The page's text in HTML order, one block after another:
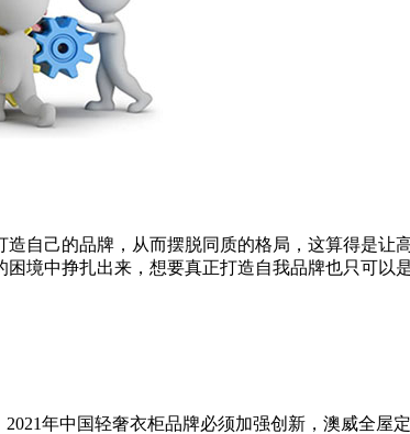
自己的品牌，从而摆脱同质的格局，这算得是让
境中挣扎出来，想要真正打造自我品牌也只可以
年中国轻奢衣柜品牌必须加强创新，澳威全屋